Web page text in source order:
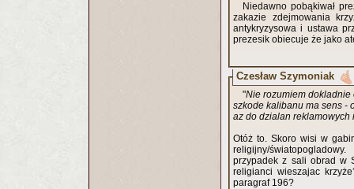
Niedawno pobąkiwał
zakazie zdejmowania
antykryzysowa i ustawa
prezesik obiecuje że jako
Czesław Szymoniak
"Nie rozumiem
szkode kalibanu ma sens -
az do dzialan reklamowych
Otóż to. Skoro wisi w
religijny/
przypadek z sali obrad w
religianci wieszajac
paragraf 196?